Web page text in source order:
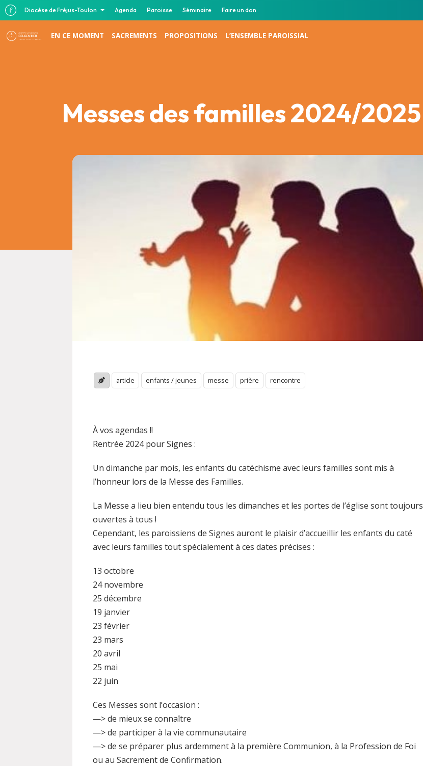
Diocèse de Fréjus-Toulon Agenda Paroisse Séminaire Faire un don
EN CE MOMENT SACREMENTS PROPOSITIONS L’ENSEMBLE PAROISSIAL
Messes des familles 2024/2025
article enfants / jeunes messe prière rencontre
À vos agendas !!
Rentrée 2024 pour Signes :
Un dimanche par mois, les enfants du catéchisme avec leurs familles sont mis à
l’honneur lors de la Messe des Familles.
La Messe a lieu bien entendu tous les dimanches et les portes de l’église sont toujours
ouvertes à tous !
Cependant, les paroissiens de Signes auront le plaisir d’accueillir les enfants du caté
avec leurs familles tout spécialement à ces dates précises :
13 octobre
24 novembre
25 décembre
19 janvier
23 février
23 mars
20 avril
25 mai
22 juin
Ces Messes sont l’occasion :
—> de mieux se connaître
—> de participer à la vie communautaire
—> de se préparer plus ardemment à la première Communion, à la Profession de Foi
ou au Sacrement de Confirmation.